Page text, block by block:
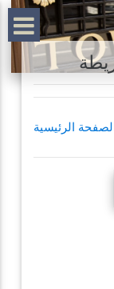
الرئيسية